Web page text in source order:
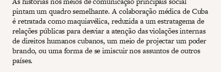
pintam um quadro semelhante. A colaboração médica de Cuba
é retratada como maquiavélica, reduzida a um estratagema de
relações públicas para desviar a atenção das violações internas
de direitos humanos cubanos, um meio de projectar um poder
brando, ou uma forma de se imiscuir nos assuntos de outros
países.